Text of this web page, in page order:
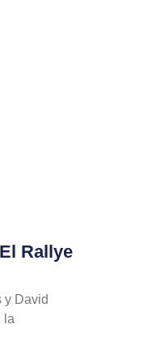
Rallye
y David
la